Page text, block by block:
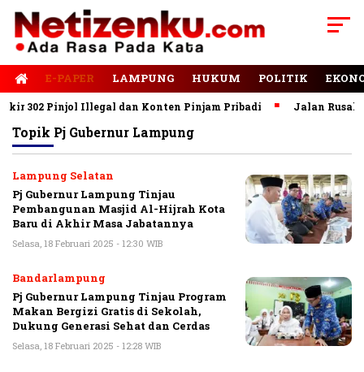
E-PAPER LAMPUNG HUKUM POLITIK
Pinjol Illegal dan Konten Pinjam Pribadi Jalan Rusak
Topik Pj Gubernur Lampung
Lampung Selatan
Pj Gubernur Lampung Tinjau
Pembangunan Masjid Al-Hijrah Kota
Baru di Akhir Masa Jabatannya
Selasa, 18 Februari 2025 - 12:30 WIB
Bandarlampung
Pj Gubernur Lampung Tinjau Program
Makan Bergizi Gratis di Sekolah,
Dukung Generasi Sehat dan Cerdas
Selasa, 18 Februari 2025 - 12:28 WIB